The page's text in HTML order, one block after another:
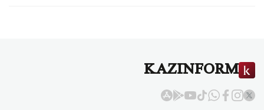
KAZINFORM